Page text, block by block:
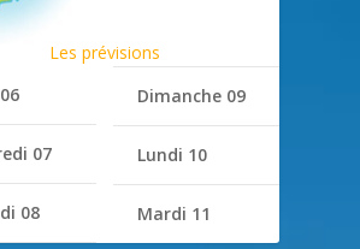
Les prévisions
07
08
Dimanche 09
Lundi 10
Mardi 11